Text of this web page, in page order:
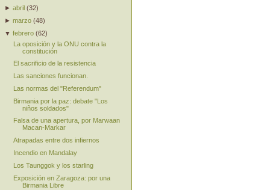
►abril (32)
►marzo (48)
▼febrero (62)
La oposición y la ONU contra la
constitución
El sacrificio de la resistencia
Las sanciones funcionan.
Las normas del "Referendum"
Birmania por la paz: debate "Los
niños soldados"
Falsa de una apertura, por Marwaan
Macan-Markar
Atrapadas entre dos infiernos
Incendio en Mandalay
Los Taunggok y los starling
Exposición en Zaragoza: por una
Birmania Libre